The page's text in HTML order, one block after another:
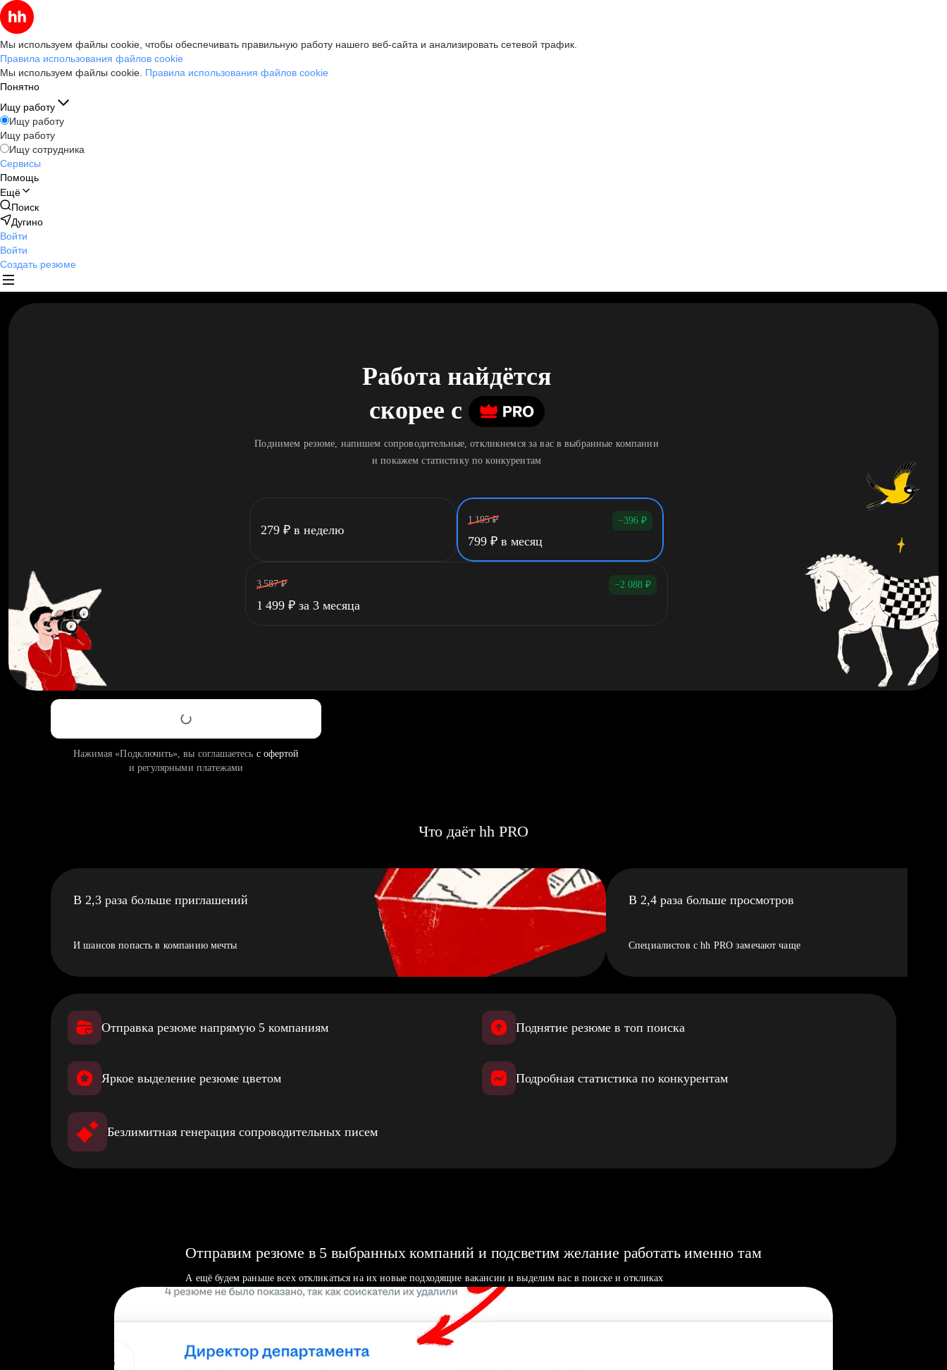
Мы используем файлы cookie, чтобы обеспечивать правильную работу нашего веб-сайта и анализировать сетевой трафик.
Правила использования файлов cookie
Мы используем файлы cookie. Правила использования файлов cookie
Понятно
Ищу работу
Ищу работу
Ищу работу
Ищу сотрудника
Сервисы
Помощь
Ещё
Поиск
Дугино
Войти
Войти
Создать резюме
Работа найдётся
скорее c
Поднимем резюме, напишем сопроводительные, откликнемся за вас в выбранные компании
и покажем статистику по конкурентам
279 ₽ в неделю
1 195 ₽ −396 ₽
799 ₽ в месяц
3 587 ₽ −2 088 ₽
1 499 ₽ за 3 месяца
Нажимая «Подключить», вы соглашаетесь с офертой
и регулярными платежами
Что даёт hh PRO
В 2,3 раза больше приглашений
И шансов попасть в компанию мечты
В 2,4 раза больше просмотров
Специалистов с hh PRO замечают чаще
Отправка резюме напрямую 5 компаниям Поднятие резюме в топ поиска
Яркое выделение резюме цветом Подробная статистика по конкурентам
Безлимитная генерация сопроводительных писем
Отправим резюме в 5 выбранных компаний и подсветим желание работать именно там
А ещё будем раньше всех откликаться на их новые подходящие вакансии и выделим вас в поиске и откликах